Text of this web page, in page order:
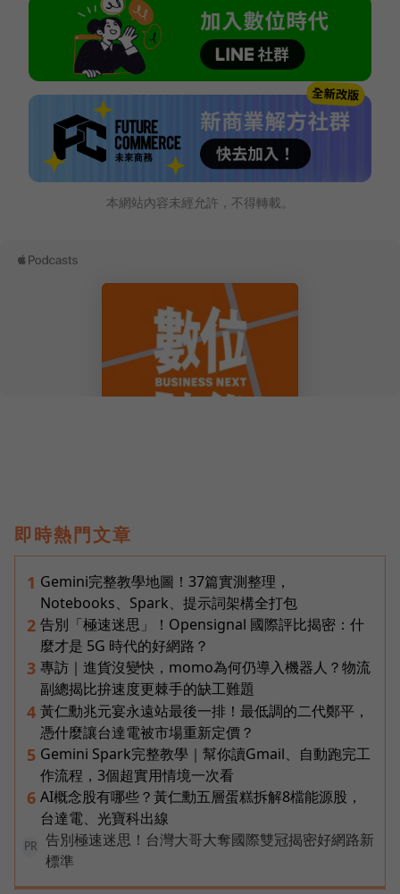
本網站內容未經允許，不得轉載。
即時熱門文章
1 Gemini完整教學地圖！37篇實測整理，
Notebooks、Spark、提示詞架構全打包
2 告別「極速迷思」！Opensignal 國際評比揭密：什
麼才是 5G 時代的好網路？
3 專訪｜進貨沒變快，momo為何仍導入機器人？物流
副總揭比拚速度更棘手的缺工難題
4 黃仁勳兆元宴永遠站最後一排！最低調的二代鄭平，
憑什麼讓台達電被市場重新定價？
5 Gemini Spark完整教學｜幫你讀Gmail、自動跑完工
作流程，3個超實用情境一次看
6 AI概念股有哪些？黃仁勳五層蛋糕拆解8檔能源股，
台達電、光寶科出線
PR
告別極速迷思！台灣大哥大奪國際雙冠揭密好網路新
標準